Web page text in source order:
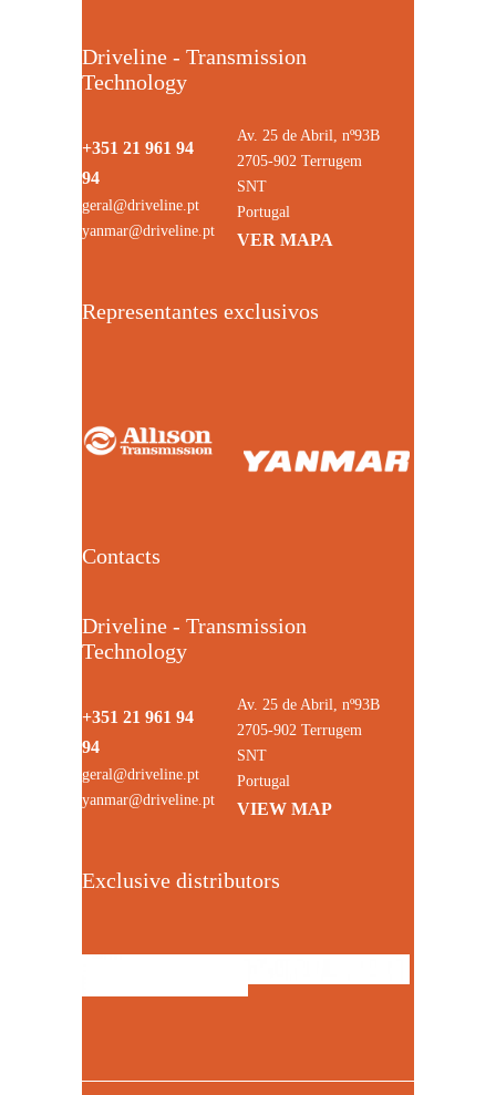
Driveline - Transmission
Technology
+351 21 961 94
94
geral@driveline.pt
yanmar@driveline.pt
Av. 25 de Abril, nº93B
2705-902 Terrugem
SNT
Portugal
VER MAPA
Representantes exclusivos
Contacts
Driveline - Transmission
Technology
+351 21 961 94
94
geral@driveline.pt
yanmar@driveline.pt
Av. 25 de Abril, nº93B
2705-902 Terrugem
SNT
Portugal
VIEW MAP
Exclusive distributors